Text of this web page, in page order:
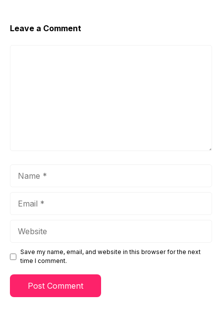
Leave a Comment
Save my name, email, and website in this browser for the next
time I comment.